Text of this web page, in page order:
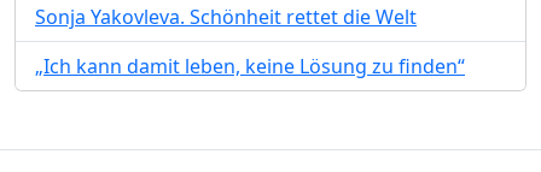
Sonja Yakovleva. Schönheit rettet die Welt
„Ich kann damit leben, keine Lösung zu finden“